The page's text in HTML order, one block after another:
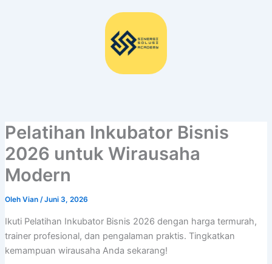
Pelatihan Inkubator Bisnis
2026 untuk Wirausaha
Modern
Oleh Vian /Juni 3, 2026
Ikuti Pelatihan Inkubator Bisnis 2026 dengan harga termurah,
trainer profesional, dan pengalaman praktis. Tingkatkan
kemampuan wirausaha Anda sekarang!